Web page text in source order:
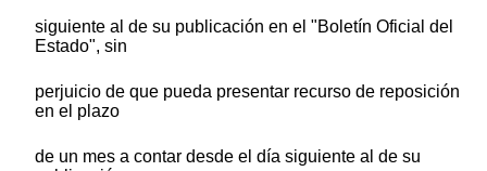
siguiente al de su publicación en el "Boletín Oficial del
Estado", sin
perjuicio de que pueda presentar recurso de reposición
en el plazo
de un mes a contar desde el día siguiente al de su